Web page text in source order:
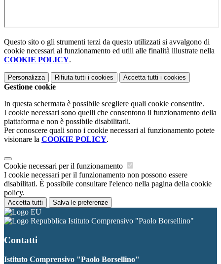
Questo sito o gli strumenti terzi da questo utilizzati si avvalgono di
cookie necessari al funzionamento ed utili alle finalità illustrate nella
COOKIE POLICY.
Personalizza Rifiuta tutti i cookies Accetta tutti i cookies
Gestione cookie
In questa schermata è possibile scegliere quali cookie consentire.
I cookie necessari sono quelli che consentono il funzionamento della
piattaforma e non è possibile disabilitarli.
Per conoscere quali sono i cookie necessari al funzionamento potete
visionare la COOKIE POLICY.
Cookie necessari per il funzionamento
I cookie necessari per il funzionamento non possono essere
disabilitati. È possibile consultare l'elenco nella pagina della cookie
policy.
Accetta tutti Salva le preferenze
Istituto Comprensivo "Paolo Borsellino"
Contatti
Istituto Comprensivo "Paolo Borsellino"